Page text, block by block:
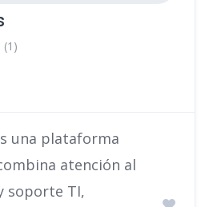
(1)
una plataforma
atención al
soporte TI,